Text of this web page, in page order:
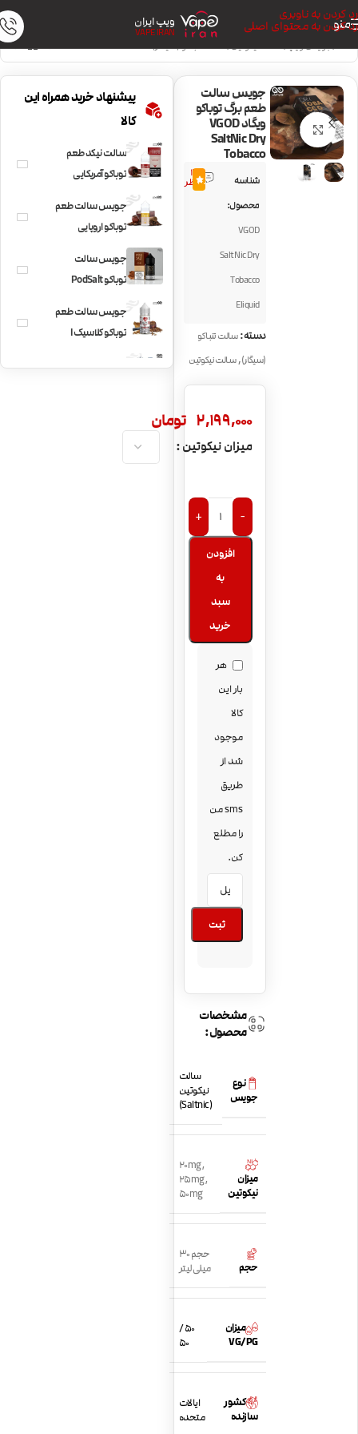
رد کردن به ناوبری
رد کردن به محتوای اصلی
منو ویپ ایران
VAPE IRAN
خانه/جویس ویپ/سالت نیکوتین/سالت تنباکو (سیگار)
بزرگنمایی تصویر
جویس سالت
طعم برگ توباکو
ویگاد VGOD
SaltNic Dry
Tobacco
شناسه
محصول:
VGOD
SaltNic Dry
Tobacco
Eliquid
14
نظر4.6
دسته:سالت تنباکو
(سیگار),سالت نیکوتین
2,199,000 تومان
میزان نیکوتین
-
+
افزودن
به
سبد
خرید
هر
بار این
کالا
موجود
شد از
طریق
sms من
را مطلع
کن.
ثبت
مشخصات
محصول:
نوع
جویس
سالت
نیکوتین
(Saltnic)
میزان
نیکوتین
20mg,
25mg,
50mg
حجم
حجم 30
میلی لیتر
میزان
VG/PG
50 /
50
کشور
سازنده
ایالات
متحده
پیشنهاد خرید همراه این
کالا
سالت نیکد طعم
توباکو آمریکایی
NKD100 Salt
American Patriot
جویس سالت طعم
توباکو اروپایی
NKD100 Salt Euro
gold
جویس سالت
توباکو PodSalt
Cigarette
جویس سالت طعم
توباکو کلاسیک I
جویس سالت طعم
Blend Saltnic